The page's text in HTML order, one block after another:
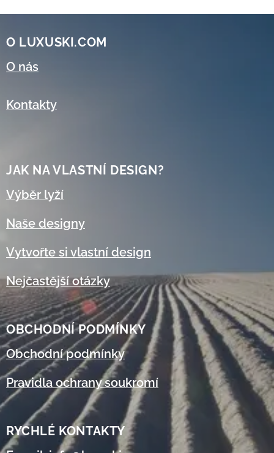
O LUXUSKI.COM
O nás
Kontakty
JAK NA VLASTNÍ DESIGN?
Výběr lyží
Naše designy
Vytvořte si vlastní design
Nejčastější otázky
OBCHODNÍPODMÍNKY
Obchodní podmínky
Pravidla ochrany soukromí
RYCHLÉ KONTAKTY